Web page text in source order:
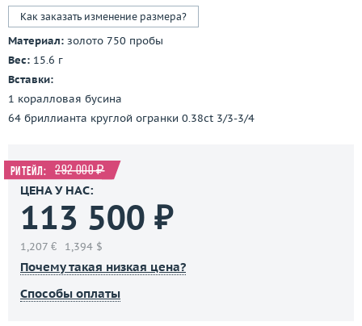
Как заказать изменение размера?
Материал: золото 750 пробы
Вес: 15.6 г
Вставки:
1 коралловая бусина
64 бриллианта круглой огранки 0.38ct 3/3-3/4
Ритейл: 292 000 ₽
ЦЕНА У НАС:
113 500 ₽
1,207 € 1,394 $
Почему такая низкая цена?
Способы оплаты